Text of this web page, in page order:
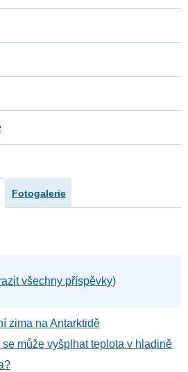
Fotogalerie
všechny příspěvky)
zima na Antarktidě
se může vyšplhat teplota v hladině